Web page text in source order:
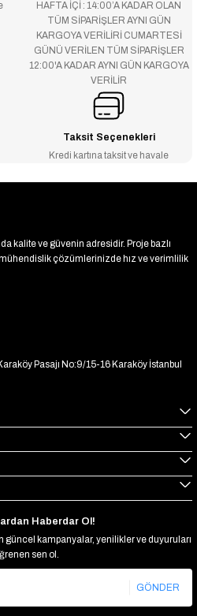
HAFTA İÇİ : 14:00’A KADAR OLAN
TÜM SİPARİŞLER AYNI GÜN
KARGOYA VERİLİRİ CUMARTESİ
GÜNÜ VERİLEN TÜM SİPARİŞLER
12:00'A KADAR AYNI GÜN KARGOYA
VERİLİR
Taksit Seçenekleri
Kredi kartına taksit ve havale
kalite ve güvenin adresidir. Proje bazlı
çözümlerinizde hız ve verimlilik
Pasajı No:9/15-16 Karaköy İstanbul
Haberdar Ol!
güncel kampanyalar, yenilikler ve duyuruları
sen ol.
GÖNDER